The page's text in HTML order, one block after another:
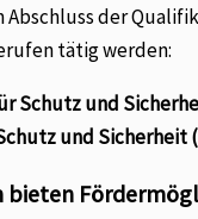
der
tätig werden:
Schutz und
und Sicherheit
bieten